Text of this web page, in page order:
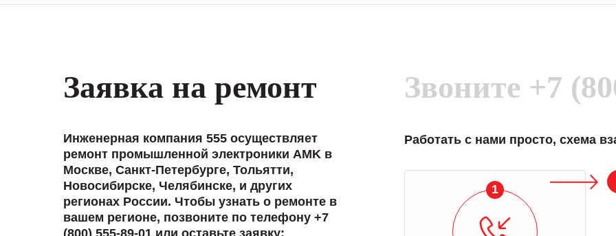
Заявка на ремонт
Инженерная компания 555 осуществляет
ремонт промышленной электроники AMK в
Москве, Санкт-Петербурге, Тольятти,
Новосибирске, Челябинске, и других
регионах России. Чтобы узнать о ремонте в
вашем регионе, позвоните по телефону +7
(800) 555-89-01 или оставьте заявку:
Звоните +7
Работать с нами просто, схема
1